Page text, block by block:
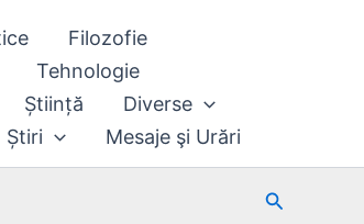
Filozofie
Tehnologie
Știință
Diverse
Știri Mesaje şi Urări
Search